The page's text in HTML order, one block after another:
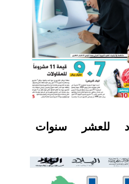
للعشر سنوات